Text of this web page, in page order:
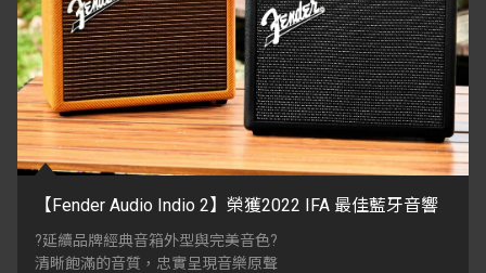
【Fender Audio Indio 2】榮獲2022 IFA 最佳藍牙音響
?延續品牌經典音箱外型與完美音色?
清晰飽滿的音質，忠實呈現音樂原聲